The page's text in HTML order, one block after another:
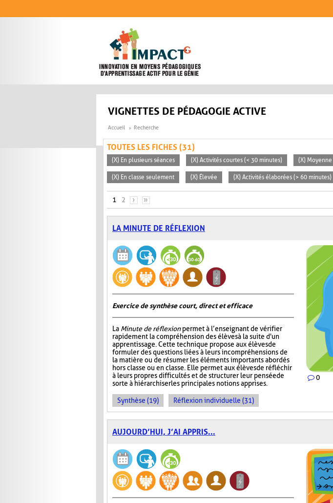
VIGNETTES DE PÉDAGOGIE ACTIVE
Accueil Recherche
TOUTES LES FICHES (31)
(X) En plusieurs séances (X) Activités courtes (< 30 minutes) (X) Moyenne
(X) En classe seulement (X) Élevée (X) Activités élaborées (> 60 minutes)
PAGES
1 2 › »
LA MINUTE DE RÉFLEXION
0
Exercice de synthèse court, direct et efficace
La Minute de réflexionpermet à l’enseignant de vérifier
rapidement la compréhension des élèves à la suite d'un
apprentissage. Cette technique propose aux élèves de
formuler des questions liées à leurs incompréhensions de
la matière ou de résumer les éléments importants abordés
hors classe ou en classe. Elle permet aux élèves de réfléchir
à leurs propres difficultés et de structurer leur pensée de
sorte à hiérarchiser les principales notions apprises.
Synthèse (19) Réflexion individuelle (31)
AUJOURD’HUI, J’AI APPRIS...